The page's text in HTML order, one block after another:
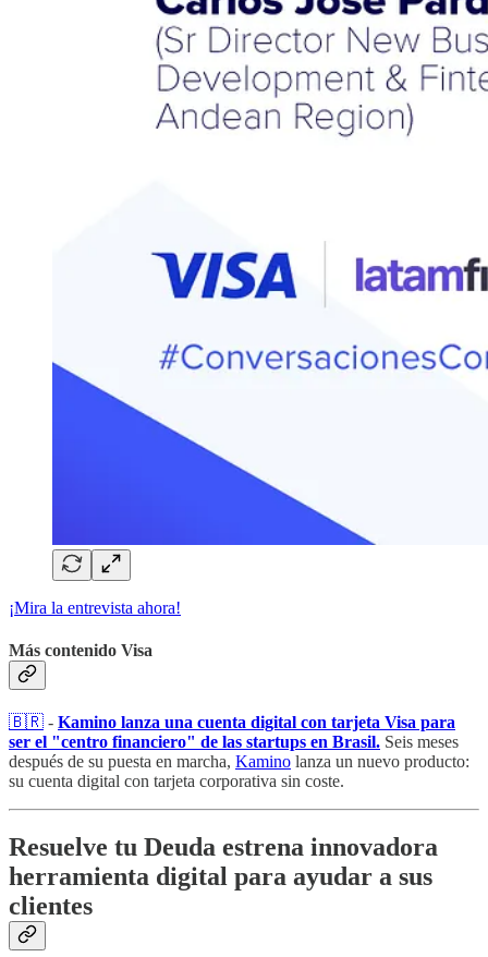
¡Mira la entrevista ahora!
Más contenido Visa
🇧🇷 ​ - Kamino lanza una cuenta digital con tarjeta Visa para
ser el "centro financiero" de las startups en Brasil. Seis meses
después de su puesta en marcha, Kamino lanza un nuevo producto:
su cuenta digital con tarjeta corporativa sin coste.
Resuelve tu Deuda estrena innovadora
herramienta digital para ayudar a sus
clientes